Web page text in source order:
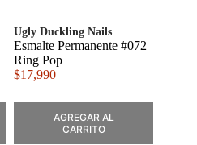
Ugly Duckling Nails
Esmalte Permanente #072
Ring Pop
$17,990
AGREGAR AL
CARRITO